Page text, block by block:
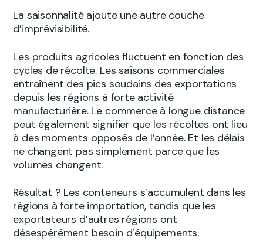
La saisonnalité ajoute une autre couche
d’imprévisibilité.
Les produits agricoles fluctuent en fonction des
cycles de récolte. Les saisons commerciales
entraînent des pics soudains des exportations
depuis les régions à forte activité
manufacturière. Le commerce à longue distance
peut également signifier que les récoltes ont lieu
à des moments opposés de l’année. Et les délais
ne changent pas simplement parce que les
volumes changent.
Résultat ? Les conteneurs s’accumulent dans les
régions à forte importation, tandis que les
exportateurs d’autres régions ont
désespérément besoin d’équipements.